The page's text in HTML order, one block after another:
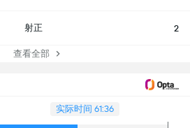
射正 2
查看全部
实际时间 61:36